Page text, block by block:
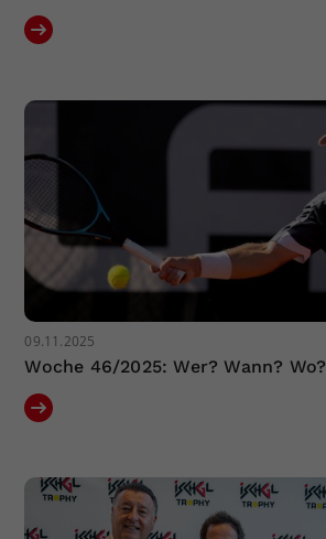
09.11.2025
Woche 46/2025: Wer? Wann? Wo?